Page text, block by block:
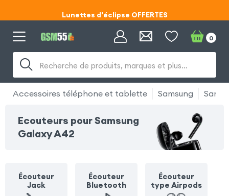
Code ECLIPSE55
Code ECLIPSE55
Recherche de produits, marques et plus…
0
Accessoires téléphone et tablette Samsung
Ecouteurs pour Samsung
Galaxy A42
Écouteur
Jack
Écouteur
Bluetooth
Écouteur
type Airpods